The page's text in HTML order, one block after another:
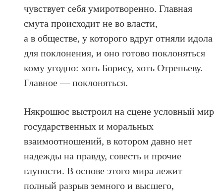
чувствует себя умиротворенно. Главная
смута происходит не во власти,
а в обществе, у которого вдруг отняли идола
для поклонения, и оно готово поклоняться
кому угодно: хоть Борису, хоть Отрепьеву.
Главное — поклоняться.
Някрошюс выстроил на сцене условный мир
государственных и моральных
взаимоотношений, в котором давно нет
надежды на правду, совесть и прочие
глупости. В основе этого мира лежит
полный разрыв земного и высшего,